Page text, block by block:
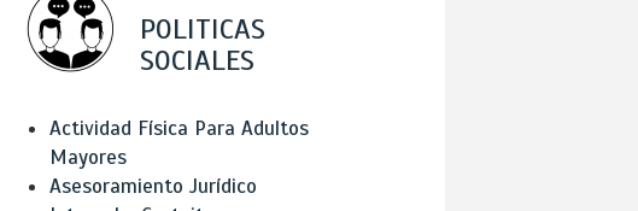
POLITICAS
SOCIALES
Actividad Física Para Adultos
Mayores
Asesoramiento Jurídico